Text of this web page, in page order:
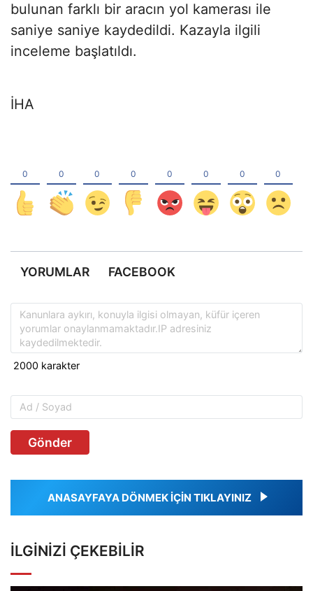
bulunan farklı bir aracın yol kamerası ile
saniye saniye kaydedildi. Kazayla ilgili
inceleme başlatıldı.
İHA
YORUMLAR FACEBOOK
Gönder
ANASAYFAYA DÖNMEK İÇİN TIKLAYINIZ
İLGINIZI ÇEKEBILIR